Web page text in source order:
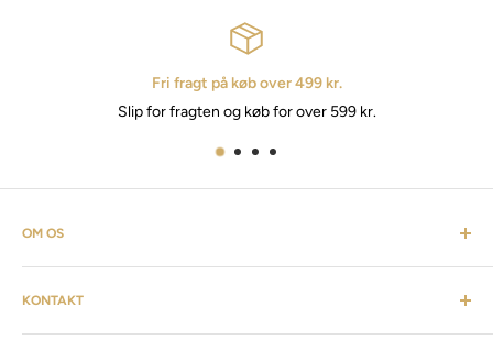
Fri fragt på køb over 499 kr.
Slip for fragten og køb for over 599 kr.
OM OS
Cosmevers er et kosmetisk univers. Hvor du som kunde kan
finde alt fra frisørartikler, barberudstyr, personlig pleje,
inventar & listen fortsætter. Cosmevers er etableret i 2020, vi
KONTAKT
Kundeservice: tlf:26 20 40 76